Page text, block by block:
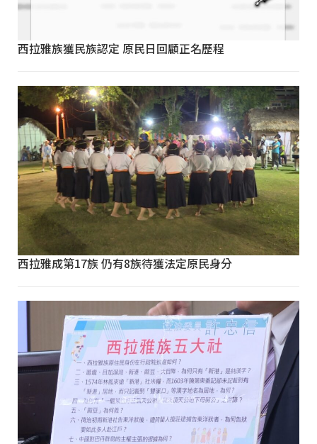
西拉雅族獲民族認定 原民日回顧正名歷程
西拉雅成第17族 仍有8族待獲法定原民身分